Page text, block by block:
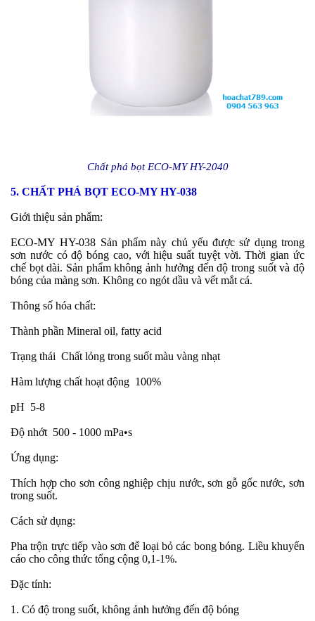
Chất phá bọt ECO-MY HY-2040
5. CHẤT PHÁ BỌT ECO-MY HY-038
Giới thiệu sản phẩm:
ECO-MY HY-038 Sản phẩm này chủ yếu được sử dụng trong
sơn nước có độ bóng cao, với hiệu suất tuyệt vời. Thời gian ức
chế bọt dài. Sản phẩm không ảnh hưởng đến độ trong suốt và độ
bóng của màng sơn. Không co ngót dầu và vết mắt cá.
Thông số hóa chất:
Thành phần Mineral oil, fatty acid
Trạng thái Chất lỏng trong suốt màu vàng nhạt
Hàm lượng chất hoạt động 100%
pH 5-8
Độ nhớt 500 - 1000 mPa•s
Ứng dụng:
Thích hợp cho sơn công nghiệp chịu nước, sơn gỗ gốc nước, sơn
trong suốt.
Cách sử dụng:
Pha trộn trực tiếp vào sơn để loại bỏ các bong bóng. Liều khuyến
cáo cho công thức tổng cộng 0,1-1%.
Đặc tính:
1. Có độ trong suốt, không ảnh hưởng đến độ bóng